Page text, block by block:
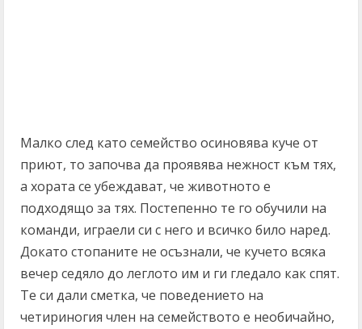
Малко след като семейство осиновява куче от
приют, то започва да проявява нежност към тях,
а хората се убеждават, че животното е
подходящо за тях. Постепенно те го обучили на
команди, играели си с него и всичко било наред.
Докато стопаните не осъзнали, че кучето всяка
вечер седяло до леглото им и ги гледало как спят.
Те си дали сметка, че поведението на
четириногия член на семейството е необичайно,